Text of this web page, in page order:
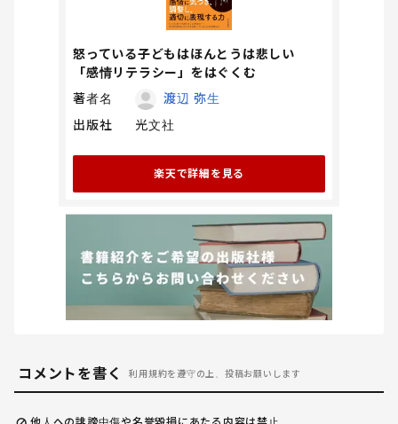
怒っている子どもはほんとうは悲しい
「感情リテラシー」をはぐくむ
著者名
渡辺 弥生
出版社
光文社
楽天で詳細を見る
コメントを書く 利用規約を遵守の上、投稿お願いします